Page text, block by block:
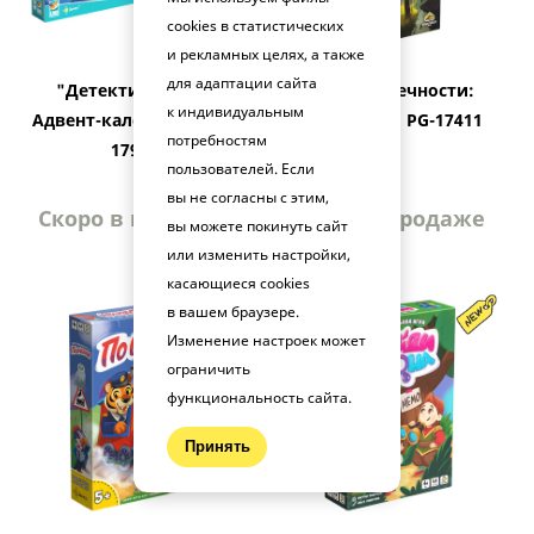
"Детектив Кейти.
Адвент-календарь" PG-
17912
Скоро в продаже
"Долина вечности:
Проклятия" PG-17411
Скоро в продаже
cookies в статистических
и рекламных целях, а также
для адаптации сайта
к индивидуальным
потребностям
пользователей. Если
вы не согласны с этим,
вы можете покинуть сайт
или изменить настройки,
касающиеся cookies
в вашем браузере.
Изменение настроек может
ограничить
функциональность сайта.
Принять